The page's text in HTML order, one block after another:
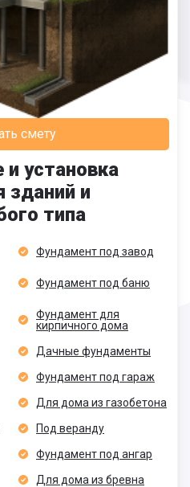
смету
и установка
зданий и
типа
Фундамент под завод
Фундамент под баню
Фундамент для
кирпичного дома
Дачные фундаменты
Фундамент под гараж
Для дома из газобетона
Под веранду
Фундамент под ангар
Для дома из бревна